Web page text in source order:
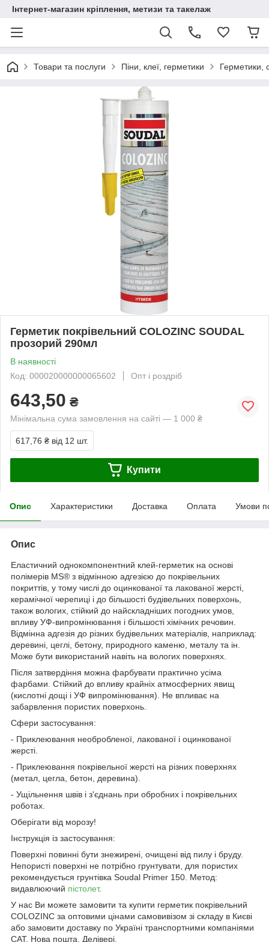
Інтернет-магазин кріплення, метизи та такелаж
Товари та послуги Піни, клеї, герметики Герметики,
Герметик покрівельний COLOZINC SOUDAL
прозорий 290мл
В наявності
Код: 000020000000065602
Опт і роздріб
643,50 ₴
Мінімальна сума замовлення на сайті — 1 000 ₴
617,76 ₴ від 12 шт.
Купити
Опис Характеристики Доставка Оплата Умови
Опис
Еластичний однокомпонентний клей-герметик на основі
полімерів MS® з відмінною адгезією до покрівельних
покриттів, у тому числі до оцинкованої та лакованої жерсті,
керамічної черепиці і до більшості будівельних поверхонь,
також вологих, стійкий до найскладніших погодних умов,
впливу УФ-випромінювання і більшості хімічних речовин.
Відмінна адгезія до різних будівельних матеріалів, наприклад:
деревині, цеглі, бетону, природного каменю, металу та ін.
Може бути використаний навіть на вологих поверхнях.
Після затвердіння можна фарбувати практично усіма
фарбами. Стійкий до впливу крайніх атмосферних явищ
(кислотні дощі і УФ випромінювання). Не впливає на
забарвлення пористих поверхонь.
Сфери застосування:
- Приклеювання необробленої, лакованої і оцинкованої
жерсті.
- Приклеювання покрівельної жерсті на різних поверхнях
(метал, цегла, бетон, деревина).
- Ущільнення швів і з'єднань при обробних і покрівельних
роботах.
Оберігати від морозу!
Інструкція із застосування:
Поверхні повинні бути знежирені, очищені від пилу і бруду.
Hепористi поверхнi не потрібно грунтувати, для пористих
рекомендується грунтівка Soudal Primer 150. Метод:
видавлюючий пістолет.
У нас Ви можете замовити та купити герметик покрівельний
COLOZINC за оптовими цінами самовивізом зі складу в Києві
або замовити доставку по Україні транспортними компаніями
САТ, Нова пошта, Делівері.